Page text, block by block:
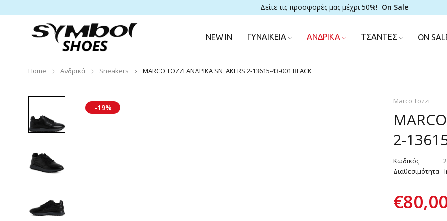
Δείτε τις προσφορές μας μέχρι 50%! On Sale
NEW IN ΓΥΝΑΙΚΕΙΑ ΑΝΔΡΙΚΑ ΤΣΑΝΤΕΣ ON
Home Ανδρικά Sneakers MARCO TOZZI ΑΝΔΡΙΚΑ SNEAKERS 2-13615-43-001 BLACK
-19%
Marco Tozzi
2-
Κωδικός
Διαθεσιμότητα
€